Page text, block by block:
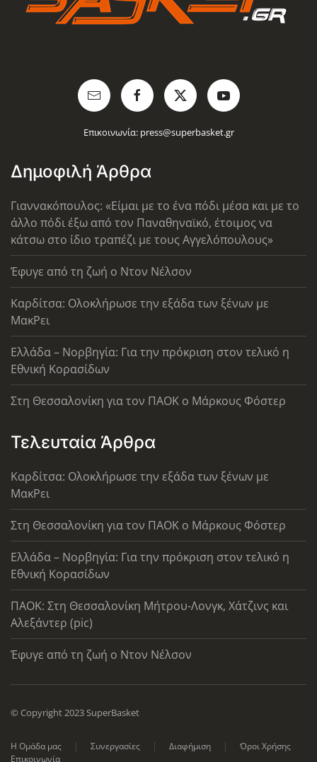
Επικοινωνία: press@superbasket.gr
Δημοφιλή Άρθρα
Γιαννακόπουλος: «Είμαι με το ένα πόδι μέσα και με το
άλλο πόδι έξω από τον Παναθηναϊκό, έτοιμος να
κάτσω στο ίδιο τραπέζι με τους Αγγελόπουλους»
Έφυγε από τη ζωή ο Ντον Νέλσον
Καρδίτσα: Ολοκλήρωσε την εξάδα των ξένων με
ΜακΡει
Ελλάδα – Νορβηγία: Για την πρόκριση στον τελικό η
Εθνική Κορασίδων
Στη Θεσσαλονίκη για τον ΠΑΟΚ ο Μάρκους Φόστερ
Τελευταία Άρθρα
Καρδίτσα: Ολοκλήρωσε την εξάδα των ξένων με
ΜακΡει
Στη Θεσσαλονίκη για τον ΠΑΟΚ ο Μάρκους Φόστερ
Ελλάδα – Νορβηγία: Για την πρόκριση στον τελικό η
Εθνική Κορασίδων
ΠΑΟΚ: Στη Θεσσαλονίκη Μήτρου-Λονγκ, Χάτζινς και
Αλεξάντερ (pic)
Έφυγε από τη ζωή ο Ντον Νέλσον
© Copyright 2023 SuperBasket
Η Ομάδα μας Συνεργασίες Διαφήμιση
Όροι Χρήσης
Επικοινωνία